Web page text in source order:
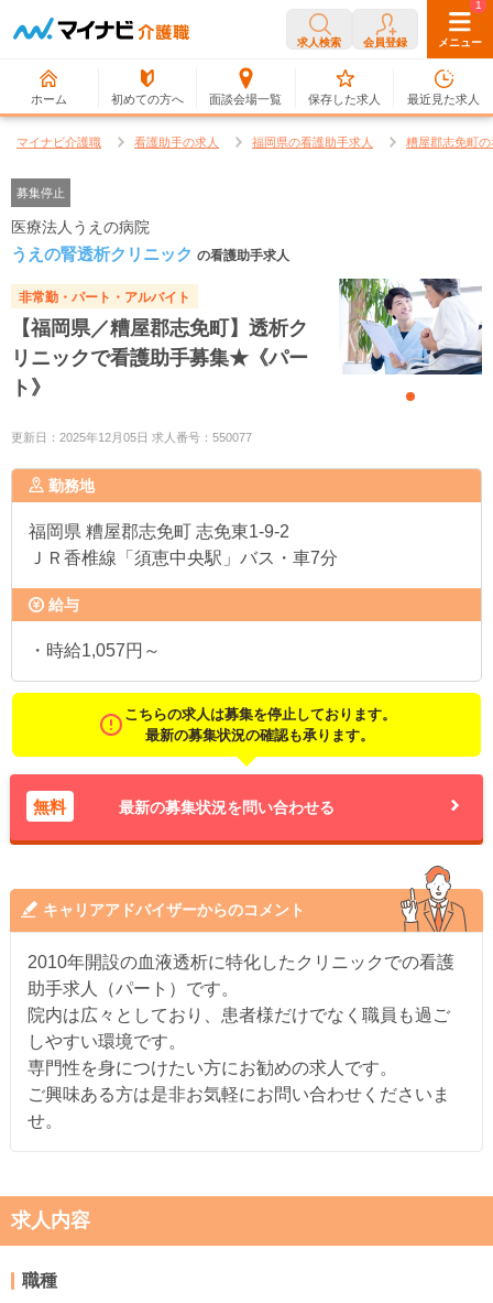
求人検索 会員登録 メニュー
ホーム 初めての方へ 面談会場一覧
0
保存した求人
1
最近見た求人
マイナビ介護職 看護助手の求人 福岡県の看護助手求人 糟屋郡志免町
募集停止
医療法人うえの病院
うえの腎透析クリニック の看護助手求人
非常勤・パート・アルバイト
【福岡県／糟屋郡志免町】透析ク
リニックで看護助手募集★《パー
ト》
更新日：2025年12月05日 求人番号：550077
勤務地
福岡県 糟屋郡志免町 志免東1-9-2
ＪＲ香椎線「須恵中央駅」バス・車7分
給与
・時給1,057円～
こちらの求人は募集を停止しております。
最新の募集状況の確認も承ります。
無料 最新の募集状況を問い合わせる
キャリアアドバイザーからのコメント
2010年開設の血液透析に特化したクリニックでの看護
助手求人（パート）です。
院内は広々としており、患者様だけでなく職員も過ご
しやすい環境です。
専門性を身につけたい方にお勧めの求人です。
ご興味ある方は是非お気軽にお問い合わせくださいま
せ。
求人内容
職種